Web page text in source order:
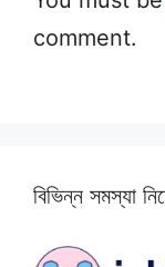
comment.
বিভিন্ন সমস্যা